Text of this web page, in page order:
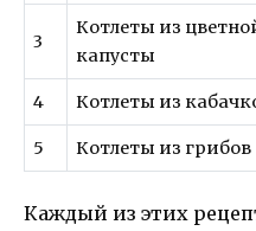
3
Котлеты из
капусты
4 Котлеты из
5 Котлеты из грибов
Каждый из этих